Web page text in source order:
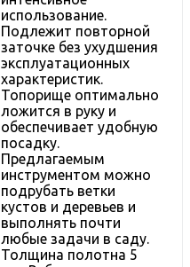
использование.
Подлежит повторной
заточке без ухудшения
эксплуатационных
характеристик.
Топорище оптимально
ложится в руку и
обеспечивает удобную
посадку.
Предлагаемым
инструментом можно
подрубать ветки
кустов и деревьев и
выполнять почти
любые задачи в саду.
Толщина полотна 5